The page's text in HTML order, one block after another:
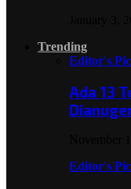
Trending
Editor's
Ada 13
Editor's